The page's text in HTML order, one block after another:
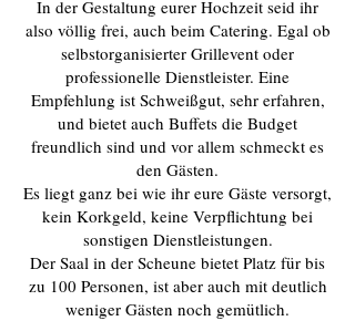
In der Gestaltung eurer Hochzeit seid ihr
also völlig frei, auch beim Catering. Egal ob
selbstorganisierter Grillevent oder
professionelle Dienstleister. Eine
Empfehlung ist Schweißgut, sehr erfahren,
und bietet auch Buffets die Budget
freundlich sind und vor allem schmeckt es
den Gästen.
Es liegt ganz bei wie ihr eure Gäste versorgt,
kein Korkgeld, keine Verpflichtung bei
sonstigen Dienstleistungen.
Der Saal in der Scheune bietet Platz für bis
zu 100 Personen, ist aber auch mit deutlich
weniger Gästen noch gemütlich.